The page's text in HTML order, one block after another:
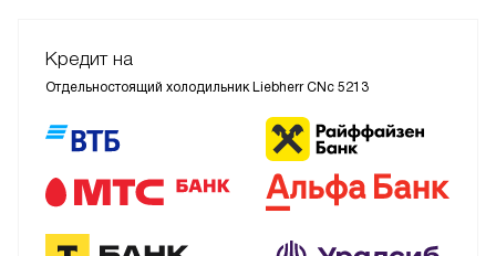
Кредит на
Отдельностоящий холодильник Liebherr CNc 5213